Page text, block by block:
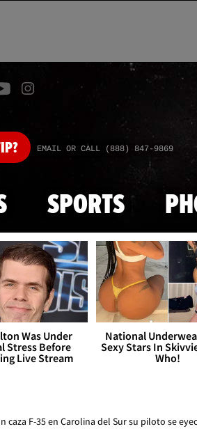
EMAIL OR CALL (888) 847-9869
SPORTS
Was Under
Stress Before
Live Stream
National
Sexy Stars In
Who!
caza F-35 en Carolina del Sur su piloto se